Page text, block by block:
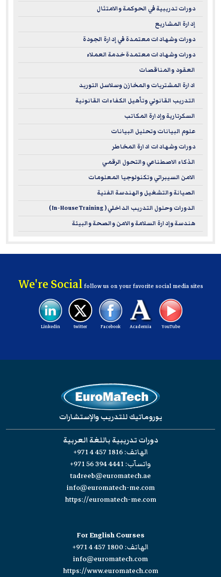
support career advancement, foster professional growth,
and help achieve long-term objectives in line with the
highest standards of quality and excellence.
Complaints regarding registered sponsors may be
submitted to the National Registry of CPE Sponsors through
www.learningmarket.org
دورات تدريبية في الحوكمة والامتثال
إدارة المشاريع
دورات وشهادات معتمدة في إدارة الجودة
دورات وشهادات معتمدة خدمة العملاء
العقود والمناقصات
ادارة المشتريات والمخازن وسلاسل التوريد
التدريب القانوني وتأهيل الكفاءات القانونية
السكرتارية وإدارة المكاتب
علوم البيانات وتحليل البيانات
دورات وشهادات ادارة المخاطر
الذكاء الاصطناعي والتحول الرقمي
الامن السيبراني وتكنولوجيا المعلومات
الصيانة والتشغيل والهندسة الفنية
الدورات وحلول التدريب الداخلي ( In-House Training )
هندسة وإدارة السلامة والامن والصحة والبيئة
We're Socialfollow us on your favorite social media sites
YouTube
Academia
Facebook
twitter
Linkedin
يوروماتيك للتدريب والإستشارات
دورات تدريبية باللغة العربية
الهاتف:+971 4 457 1816
واتسآب:+971 56 394 4441
tadreeb@euromatech.ae
info@euromatech-me.com
https://euromatech-me.com
For English Courses
الهاتف: +971 4 457 1800
info@euromatech.com
https://www.euromatech.com